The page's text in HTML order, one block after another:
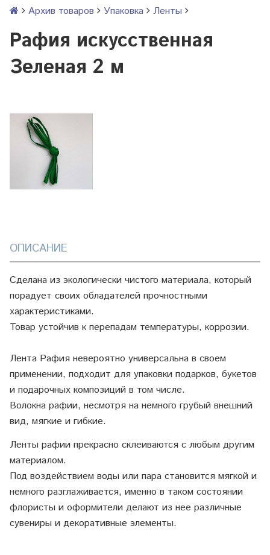
Архив товаров Упаковка Ленты
Рафия искусственная
Зеленая 2 м
ОПИСАНИЕ
Сделана из экологически чистого материала, который
порадует своих обладателей прочностными
характеристиками.
Товар устойчив к перепадам температуры, коррозии.
Лента Рафия невероятно универсальна в своем
применении, подходит для упаковки подарков, букетов
и подарочных композиций в том числе.
Волокна рафии, несмотря на немного грубый внешний
вид, мягкие и гибкие.
Ленты рафии прекрасно склеиваются с любым другим
материалом.
Под воздействием воды или пара становится мягкой и
немного разглаживается, именно в таком состоянии
флористы и оформители делают из нее различные
сувениры и декоративные элементы.